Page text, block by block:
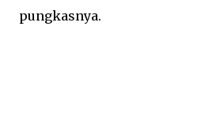
pungkasnya.